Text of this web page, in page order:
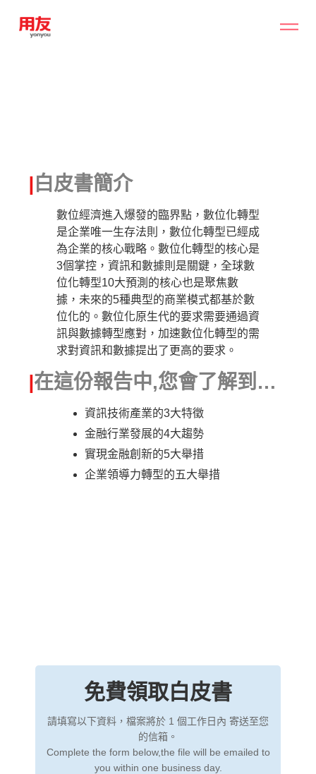
| 白皮書簡介
數位經濟進入爆發的臨界點，數位化轉型
是企業唯一生存法則，數位化轉型已經成
為企業的核心戰略。數位化轉型的核心是
3個掌控，資訊和數據則是關鍵，全球數
位化轉型10大預測的核心也是聚焦數
據，未來的5種典型的商業模式都基於數
位化的。數位化原生代的要求需要通過資
訊與數據轉型應對，加速數位化轉型的需
求對資訊和數據提出了更高的要求。
|在這份報告中,您會了解到…
資訊技術產業的3大特徵
金融行業發展的4大趨勢
實現金融創新的5大舉措
企業領導力轉型的五大舉措
免費領取白皮書
請填寫以下資料，檔案將於 1 個工作日內 寄送至您
的信箱。
Complete the form below,the file will be emailed to
you within one business day.